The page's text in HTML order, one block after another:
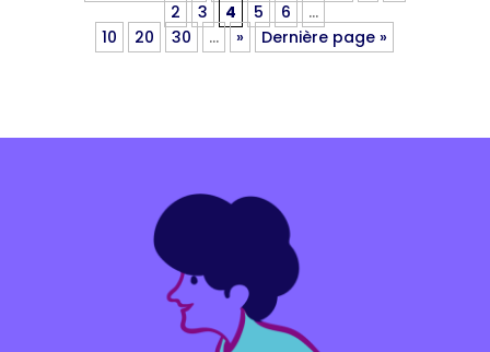
2
3 4 5 6
…
10
20 30 … » Dernière page »